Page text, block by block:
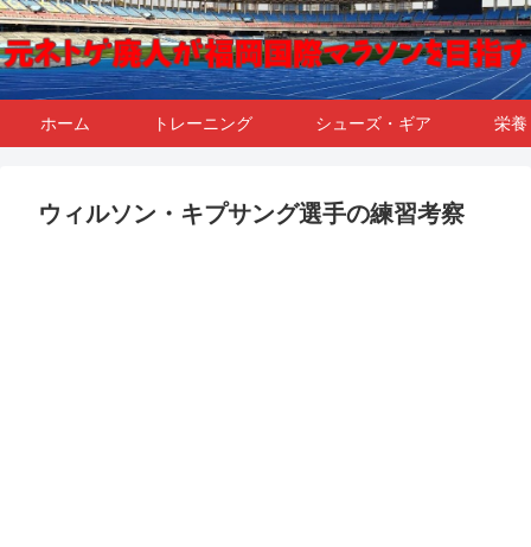
ホーム トレーニング シューズ・ギア 栄
ウィルソン・キプサング選手の練習考察